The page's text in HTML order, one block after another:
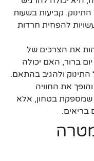
קביעות בשעות
להפחית חרדות
את הצרכים של
ברור, האם יכולה
התינוק ולהגיב בהתאם.
את החוויה
שמספקת בטחון, אלא
בריאים.